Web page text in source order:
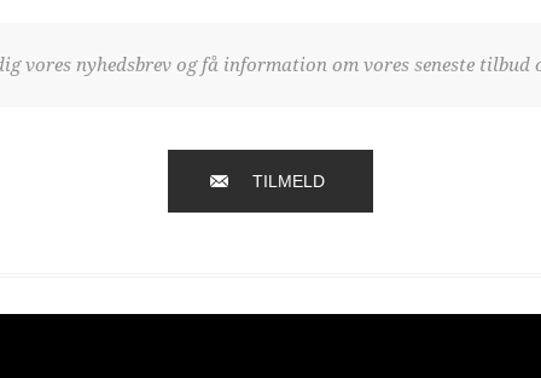
vores nyhedsbrev og få information om vores seneste tilbud
TILMELD